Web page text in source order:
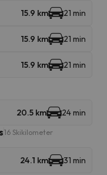
15.9 km 21 min
15.9 km 21 min
15.9 km 21 min
20.5 km 24 min
16 Skikilometer
24.1 km 31 min